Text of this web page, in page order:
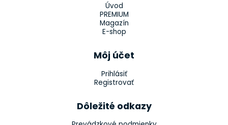
Úvod
PREMIUM
Magazín
E-shop
Môj účet
Prihlásiť
Registrovať
Dôležité odkazy